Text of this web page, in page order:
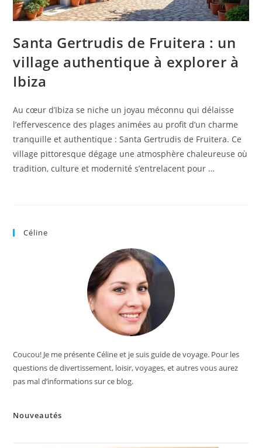
Santa Gertrudis de Fruitera : un
village authentique à explorer à
Ibiza
Au cœur d’Ibiza se niche un joyau méconnu qui délaisse
l’effervescence des plages animées au profit d’un charme
tranquille et authentique : Santa Gertrudis de Fruitera. Ce
village pittoresque dégage une atmosphère chaleureuse où
tradition, culture et modernité s’entrelacent pour …
Céline
Coucou! Je me présente Céline et je suis guide de voyage. Pour les
questions de divertissement, loisir, voyages, et autres vous aurez
pas mal d’informations sur ce blog.
Nouveautés